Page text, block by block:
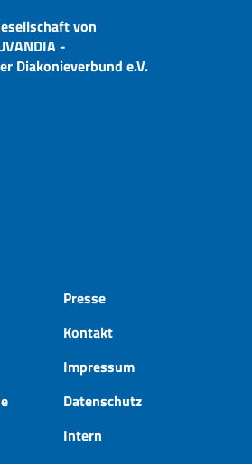
von
-
Diakonieverbund e.V.
Presse
Kontakt
Impressum
Datenschutz
Intern